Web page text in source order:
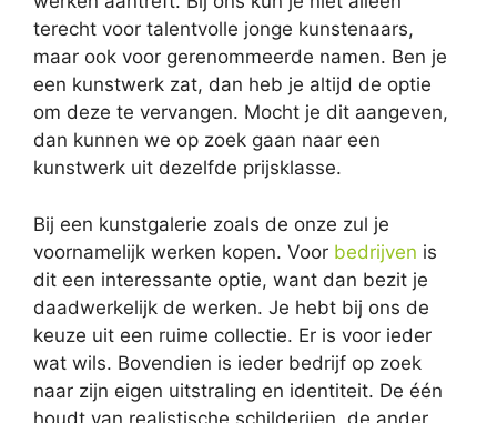
terecht voor talentvolle jonge kunstenaars,
maar ook voor gerenommeerde namen. Ben je
een kunstwerk zat, dan heb je altijd de optie
om deze te vervangen. Mocht je dit aangeven,
dan kunnen we op zoek gaan naar een
kunstwerk uit dezelfde prijsklasse.
Bij een kunstgalerie zoals de onze zul je
voornamelijk werken kopen. Voor bedrijven is
dit een interessante optie, want dan bezit je
daadwerkelijk de werken. Je hebt bij ons de
keuze uit een ruime collectie. Er is voor ieder
wat wils. Bovendien is ieder bedrijf op zoek
naar zijn eigen uitstraling en identiteit. De één
houdt van realistische schilderijen, de ander